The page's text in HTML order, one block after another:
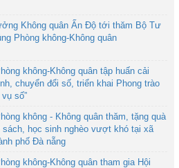
Không quân Ấn Độ tới thăm Bộ Tư
Phòng không-Không quân
không-Không quân tập huấn cải
chuyển đổi số, triển khai Phong trào
số”
không - Không quân thăm, tặng quà
sách, học sinh nghèo vượt khó tại xã
phố Đà nẵng
không-Không quân tham gia Hội